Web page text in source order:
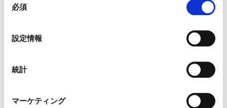
必須
設定情報
統計
マーケティング